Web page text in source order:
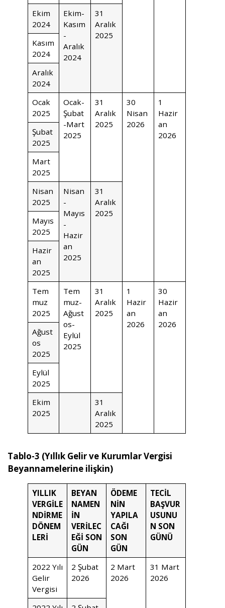
Ekim
2024
Ekim-
Kasım
-
Aralık
2024
31
Aralık
2025
Kasım
2024
Aralık
2024
Ocak
2025
Ocak-
Şubat
-Mart
2025
31
Aralık
2025
30
Nisan
2026
1
Hazir
an
2026
Şubat
2025
Mart
2025
Nisan
2025
Nisan
-
Mayıs
-
Hazir
an
2025
31
Aralık
2025
Mayıs
2025
Hazir
an
2025
Tem
muz
2025
Tem
muz-
Ağust
os-
Eylül
2025
31
Aralık
2025
1
Hazir
an
2026
30
Hazir
an
2026
Ağust
os
2025
Eylül
2025
Ekim
2025
31
Aralık
2025
Tablo-3 (Yıllık Gelir ve Kurumlar Vergisi
Beyannamelerine ilişkin)
YILLIK
VERGİLE
NDİRME
DÖNEM
LERİ
BEYAN
NAMEN
İN
VERİLEC
EĞİ SON
GÜN
ÖDEME
NİN
YAPILA
CAĞI
SON
GÜN
TECİL
BAŞVUR
USUNU
N SON
GÜNÜ
2022 Yılı
Gelir
Vergisi
2 Şubat
2026
2 Mart
2026
31 Mart
2026